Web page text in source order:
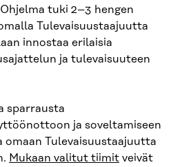
tuki 2–3 hengen
Tulevaisuustaajuutta
innostaa erilaisia
ja tulevaisuuteen
sparrausta
ja soveltamiseen
Tulevaisuustaajuutta
Mukaan valitut tiimit veivät